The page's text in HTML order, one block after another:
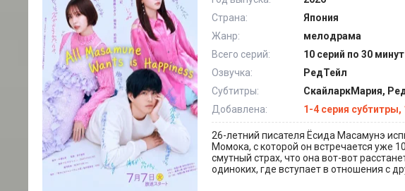
Страна:
Япония
Жанр:
мелодрама
Всего серий:
10 серий по 30 минут
Озвучка:
РедТейл
Субтитры:
СкайларкМария,
Добавлена:
1-4 серия субтитры,
26-летний писателя Ёсида Масамунэ
Момока, с которой он встречается уже
смутный страх, что она вот-вот
одиноких, где вступает в отношения с